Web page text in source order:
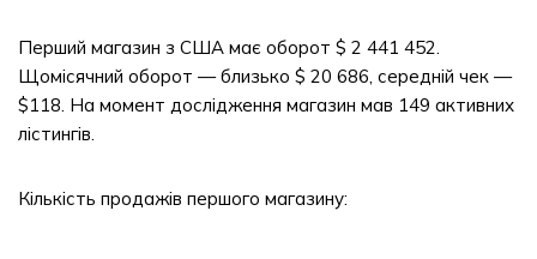
Перший магазин з США має оборот $ 2 441 452.
Щомісячний оборот — близько $ 20 686, середній чек —
$118. На момент дослідження магазин мав 149 активних
лістингів.
Кількість продажів першого магазину: